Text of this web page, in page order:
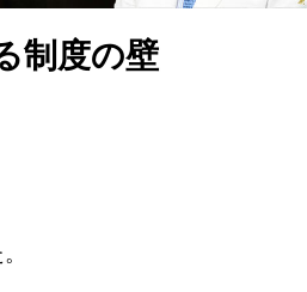
制度の壁